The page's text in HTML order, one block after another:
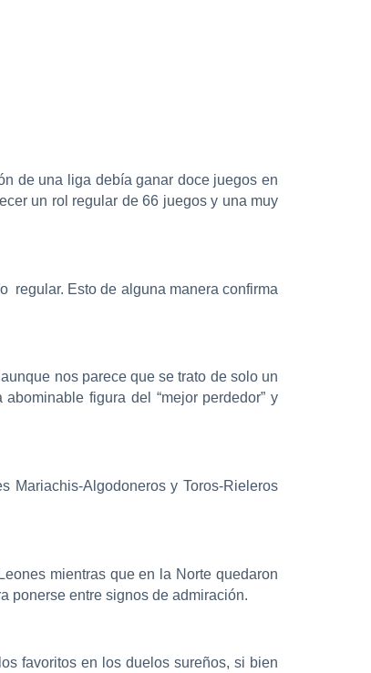
de una liga debía ganar doce juegos en
un rol regular de 66 juegos y una muy
regular. Esto de alguna manera confirma
nos parece que se trato de solo un
figura del “mejor perdedor” y
Mariachis-Algodoneros y Toros-Rieleros
mientras que en la Norte quedaron
ponerse entre signos de admiración.
favoritos en los duelos sureños, si bien